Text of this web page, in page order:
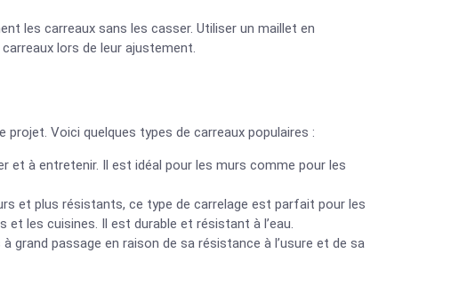
les carreaux sans les casser. Utiliser un maillet en
lors de leur ajustement.
Voici quelques types de carreaux populaires :
et à entretenir. Il est idéal pour les murs comme pour les
et plus résistants, ce type de carrelage est parfait pour les
les cuisines. Il est durable et résistant à l’eau.
grand passage en raison de sa résistance à l’usure et de sa